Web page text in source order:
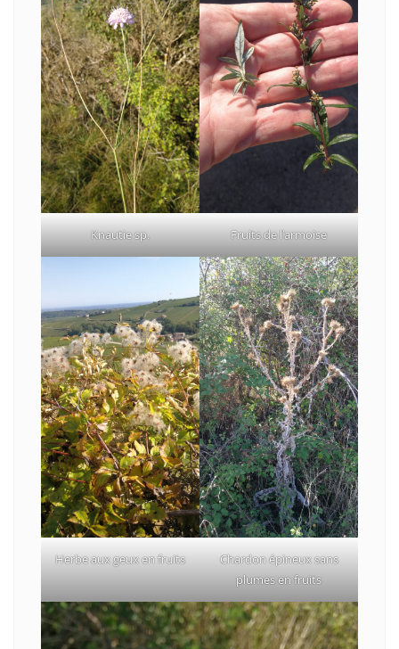
Knautie sp. Fruits de l’armoise
Herbe aux geux en fruits
Chardon épineux sans
plumes en fruits